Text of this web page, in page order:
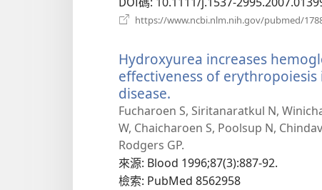
https://www.ncbi.nlm.nih.gov/pubmed/
Hydroxyurea increases
effectiveness of
disease.
啟
新
視
窗）
Fucharoen S, Siritanaratkul N,
W, Chaicharoen S, Poolsup N,
Rodgers GP.
來源‎: Blood 1996;87(3):887-92.
檢索‎: PubMed 8562958